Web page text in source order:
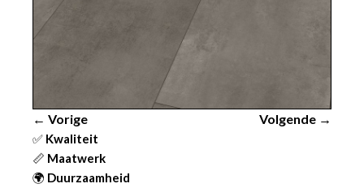
← Vorige Volgende →
✅ Kwaliteit
📏 Maatwerk
🌍 Duurzaamheid